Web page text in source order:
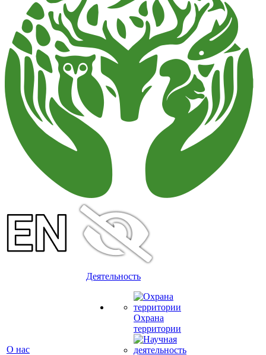
О нас
Деятельность
Охрана
территории